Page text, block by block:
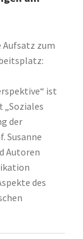
Aufsatz zum
ist
„Soziales
der
Susanne
Autoren
des